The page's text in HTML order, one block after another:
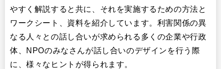
やすく解説すると共に、それを実施するための方法と
ワークシート、資料を紹介しています。利害関係の異
なる人々との話し合いが求められる多くの企業や行政
体、NPOのみなさんが話し合いのデザインを行う際
に、様々なヒントが得られます。